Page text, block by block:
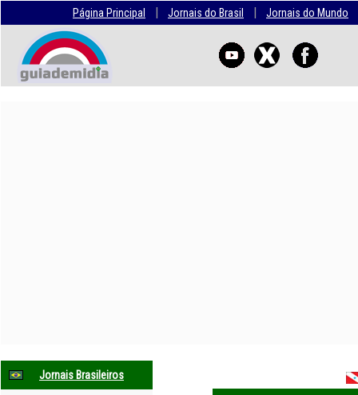
Página Principal | Jornais do Brasil | Jornais do Mundo
Jornais Brasileiros